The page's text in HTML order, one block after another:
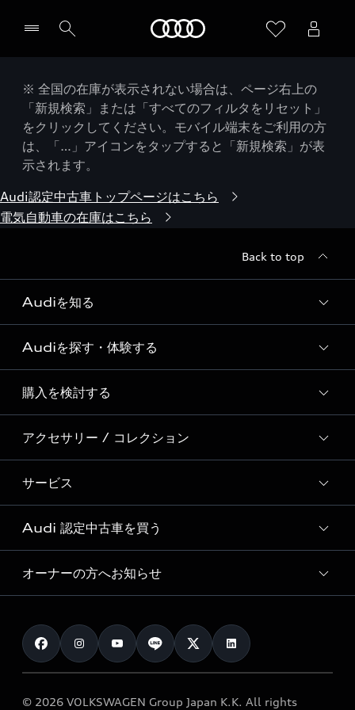
※ 全国の在庫が表示されない場合は、ページ右上の
「新規検索」または「すべてのフィルタをリセット」
をクリックしてください。モバイル端末をご利用の方
は、「…」アイコンをタップすると「新規検索」が表
示されます。
Audi認定中古車トップページはこちら
電気自動車の在庫はこちら
Back to top
Audiを知る
Audi ブランド
Story of Progress
Audi Sport
Formula 1®
デジタルサービス
Audiを探す・体験する
ディーラー検索
新車在庫検索
試乗車・展示車検索
見積もり依頼
試乗予約
購入を検討する
モデル一覧
特別仕様モデル / 限定モデル
e-tronラインアップ
価格シミュレーション
車両比較
カタログ一覧
アクセサリー / コレクション
純正アクセサリー
オンラインショップ
Audi collection
アウディナビアプリ
サービス
サービス入庫予約
サービスプログラム
メンテナンス
車検 / 定期点検
e-tronアフターサポート
Audi 認定中古車を買う
Audi認定中古車
クオリティ
保証
メンテナンス
オーナーの方へお知らせ
お知らせ
オーナー様向けキャンペーン
© 2026 VOLKSWAGEN Group Japan K.K. All rights